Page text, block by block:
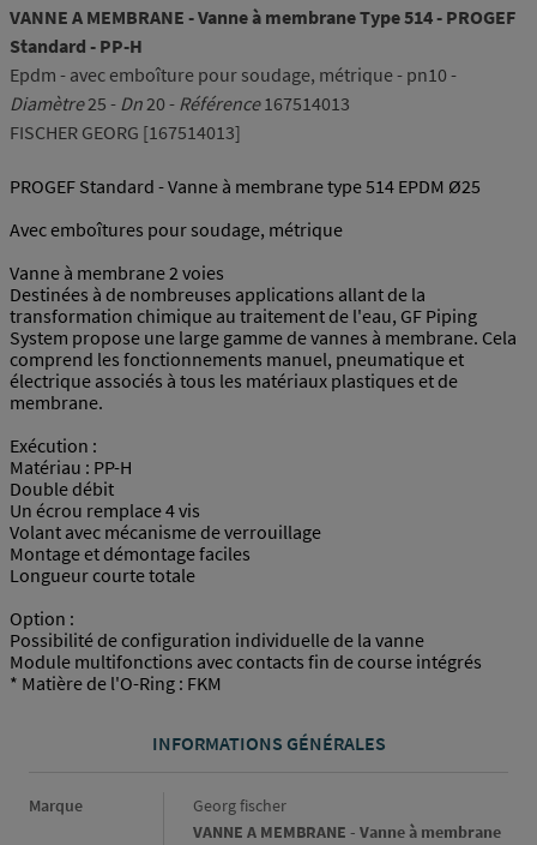
VANNE A MEMBRANE - Vanne à membrane Type 514 - PROGEF
Standard - PP-H
Epdm - avec emboîture pour soudage, métrique - pn10 -
Diamètre25 - Dn20 - Référence167514013
FISCHER GEORG [167514013]
PROGEF Standard - Vanne à membrane type 514 EPDM Ø25
Avec emboîtures pour soudage, métrique
Vanne à membrane 2 voies
Destinées à de nombreuses applications allant de la
transformation chimique au traitement de l'eau, GF Piping
System propose une large gamme de vannes à membrane. Cela
comprend les fonctionnements manuel, pneumatique et
électrique associés à tous les matériaux plastiques et de
membrane.
Exécution :
Matériau : PP-H
Double débit
Un écrou remplace 4 vis
Volant avec mécanisme de verrouillage
Montage et démontage faciles
Longueur courte totale
Option :
Possibilité de configuration individuelle de la vanne
Module multifonctions avec contacts fin de course intégrés
* Matière de l'O-Ring : FKM
INFORMATIONS GÉNÉRALES
Informations générales
Marque
Georg fischer
VANNE A MEMBRANE - Vanne à membrane